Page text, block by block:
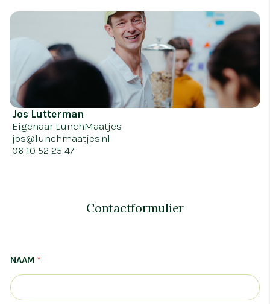
Jos Lutterman
Eigenaar LunchMaatjes
jos@lunchmaatjes.nl
06 10 52 25 47
Contactformulier
NAAM *